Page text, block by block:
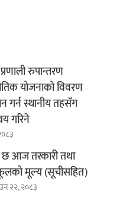
रुपान्तरण
योजनाको विवरण
गर्न स्थानीय तहसँग
गरिने
छ आज तरकारी तथा
मूल्य (सूचीसहित)
२२, २०८३